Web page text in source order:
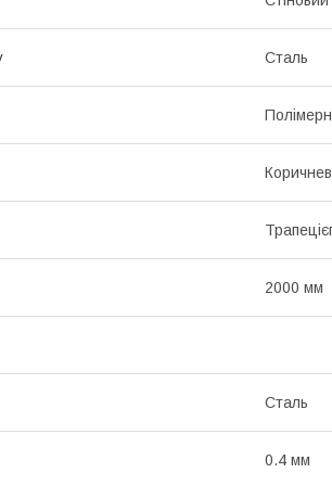
Сталь
2000 мм
Сталь
0.4 мм